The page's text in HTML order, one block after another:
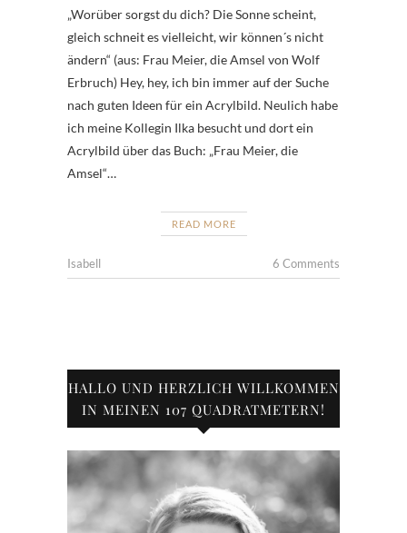
„Worüber sorgst du dich? Die Sonne scheint,
gleich schneit es vielleicht, wir können´s nicht
ändern“ (aus: Frau Meier, die Amsel von Wolf
Erbruch) Hey, hey, ich bin immer auf der Suche
nach guten Ideen für ein Acrylbild. Neulich habe
ich meine Kollegin Ilka besucht und dort ein
Acrylbild über das Buch: „Frau Meier, die
Amsel“…
READ MORE
Isabell 6 Comments
HALLO UND HERZLICH WILLKOMMEN
IN MEINEN 107 QUADRATMETERN!